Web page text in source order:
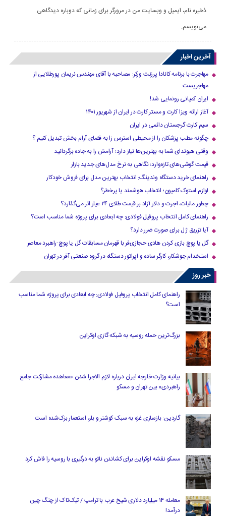
ذخیره نام، ایمیل و وبسایت من در مرورگر برای زمانی که دوباره دیدگاهی
می‌نویسم.
آخرین اخبار
مهاجرت با برنامه کانادا پرزنت ورکر: مصاحبه با آقای مهندس نریمان پورطلایی از
مهاجریست
ایران کمپانی رونمایی شد!
آغاز ارائه ویزا کارت و مستر کارت در ایران از شهریور ۱۴۰۱
سیم کارت گرجستان دائمی در ایران
چگونه مطب پزشکان را از محیطی استرس زا به فضای آرام بخش تبدیل کنیم ؟
وقتی هیوندای شما به بهترین‌ها نیاز دارد؛ آرامش را به جاده برگردانید
قیمت گوشی‌های تازه‌وارد؛ نگاهی به نرخ مدل‌های جدید بازار
راهنمای خرید دستگاه وندینگ: انتخاب بهترین مدل برای فروش خودکار
لوازم استوک کامیون؛ انتخاب هوشمند یا پرخطر؟
چطور مالیات، اجرت و دلار آزاد بر قیمت طلای ۲۴ عیار اثر می‌گذارد؟
راهنمای کامل انتخاب پروفیل فولادی: چه ابعادی برای پروژه شما مناسب است؟
آیا تزریق ژل برای صورت ضرر دارد​؟
گل یا پوچ بازی کردن هادی حجازی‌فر با قهرمان مسابقات گل یا پوچ-راهبرد معاصر
استخدام جوشکار، کارگر ساده و اپراتور دستگاه در گروه صنعتی آفر در تهران
خبر روز
راهنمای کامل انتخاب پروفیل فولادی: چه ابعادی برای پروژه شما مناسب
است؟
بزرگ‌ترین حمله روسیه به شبکه گازی اوکراین
بیانیه وزارت خارجه ایران درباره لازم‌ الاجرا شدن «معاهده مشارکت جامع
راهبردی» بین تهران و مسکو
گاردین: بازسازی غزه به سبک کوشنر و بلر، استعمار بزک‌شده است
مسکو نقشه اوکراین برای کشاندن ناتو به درگیری با روسیه را فاش کرد
معامله ۱۴ میلیارد دلاری شیخ عرب با ترامپ / تیک‌تاک از چنگ چین
درآمد!